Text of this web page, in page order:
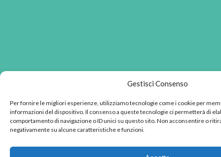
Gestisci Consenso
Per fornire le migliori esperienze, utilizziamo tecnologie come i cookie per
informazioni del dispositivo. Il consenso a queste tecnologie ci permetterà di
comportamento di navigazione o ID unici su questo sito. Non acconsentire o
negativamente su alcune caratteristiche e funzioni.